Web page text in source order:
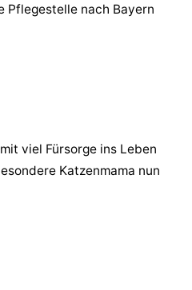
Pflegestelle nach Bayern
viel Fürsorge ins Leben
Katzenmama nun